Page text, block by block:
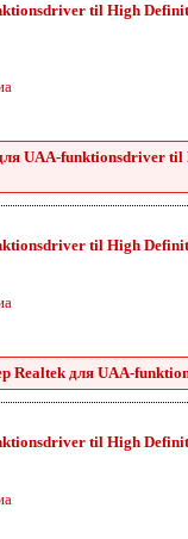
til High
UAA-funktionsdriver
til High
Realtek для UAA-
til High